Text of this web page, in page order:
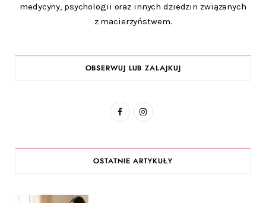
medycyny, psychologii oraz innych dziedzin związanych
z macierzyństwem.
OBSERWUJ LUB ZALAJKUJ
F
c
I
s
OSTATNIE ARTYKUŁY